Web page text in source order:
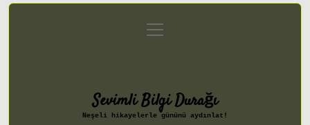
Gizlilik Politikası
menüyü
aç
Sevimli Bilgi Durağı
Neşeli hikayelerle gününü aydınlat!